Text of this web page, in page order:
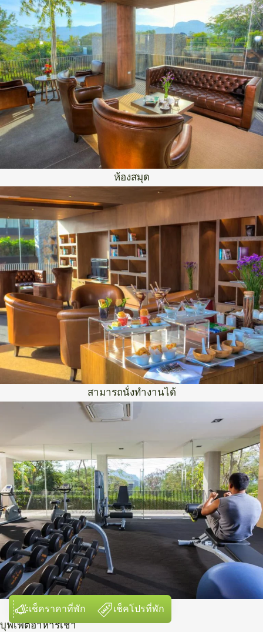
ห้องสมุด
สามารถนั่งทำงานได้
ฟิตเนสก็มีครับ
บุฟเฟ่ต์อาหารเช้า
เช็คราคาที่พัก เช็คโปรที่พัก